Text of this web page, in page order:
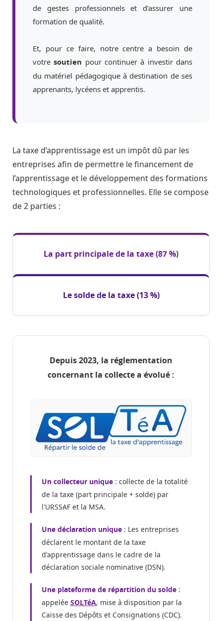
de gestes professionnels et d’assurer une
formation de qualité.
Et, pour ce faire, notre centre a besoin de
votresoutien pour continuer à investir dans
du matériel pédagogique à destination de ses
apprenants, lycéens et apprentis.
La taxe d’apprentissage est un impôt dû par les
entreprises afin de permettre le financement de
l’apprentissage et le développement des formations
technologiques et professionnelles. Elle se compose
de 2 parties :
La part principale de la taxe (87 %)
Le solde de la taxe (13 %)
Depuis 2023, la réglementation
concernant la collecte a évolué :
Un collecteur unique : collecte de la totalité
de la taxe (part principale + solde) par
l'URSSAF et la MSA.
Une déclaration unique : Les entreprises
déclarent le montant de la taxe
d'apprentissage dans le cadre de la
déclaration sociale nominative (DSN).
Une plateforme de répartition du solde :
appelée SOLTéA, mise à disposition par la
Caisse des Dépôts et Consignations (CDC).